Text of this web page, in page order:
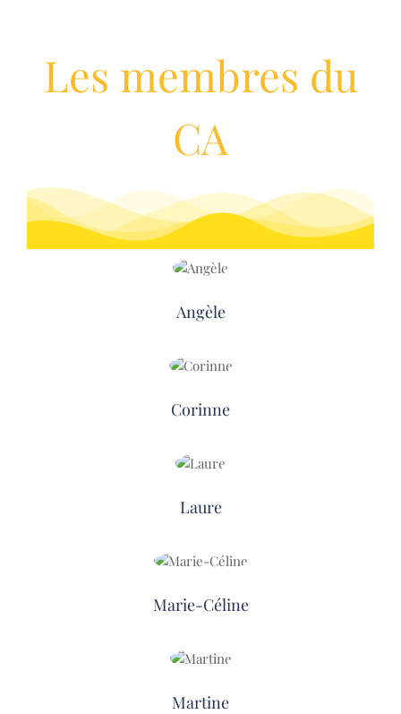
Les membres du
CA
Angèle
Corinne
Laure
Marie-Céline
Martine